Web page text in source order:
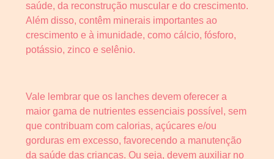
saúde, da reconstrução muscular e do crescimento.
Além disso, contêm minerais importantes ao
crescimento e à imunidade, como cálcio, fósforo,
potássio, zinco e selênio.
Vale lembrar que os lanches devem oferecer a
maior gama de nutrientes essenciais possível, sem
que contribuam com calorias, açúcares e/ou
gorduras em excesso, favorecendo a manutenção
da saúde das crianças. Ou seja, devem auxiliar no